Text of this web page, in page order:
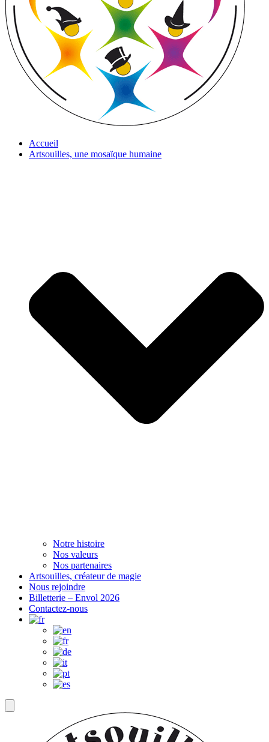
Accueil
Artsouilles, une mosaïque humaine
Notre histoire
Nos valeurs
Nos partenaires
Artsouilles, créateur de magie
Nous rejoindre
Billetterie – Envol 2026
Contactez-nous